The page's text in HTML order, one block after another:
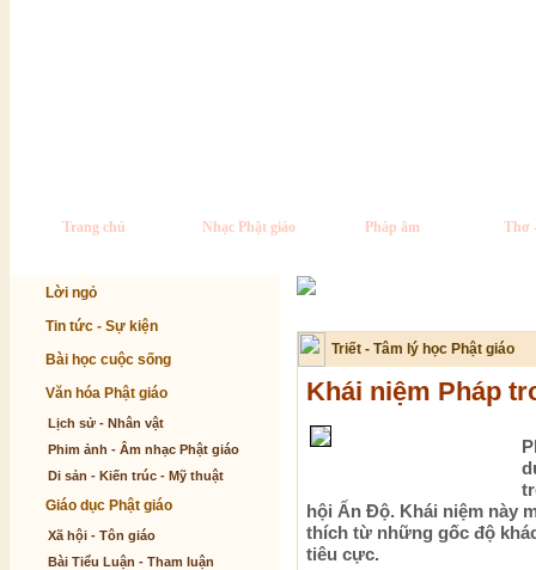
Trang chủ Nhạc Phật giáo Pháp âm Thơ
Lời ngỏ
Tin tức - Sự kiện
Bài học cuộc sống
Văn hóa Phật giáo
Lịch sử - Nhân vật
Phim ảnh - Âm nhạc Phật giáo
Di sản - Kiến trúc - Mỹ thuật
Giáo dục Phật giáo
Xã hội - Tôn giáo
Bài Tiểu Luận - Tham luận
Triết - Tâm lý học Phật giáo
Khái niệm Pháp
hội Ấn Độ. Khái niệm này
thích từ những gốc độ
tiêu cực.